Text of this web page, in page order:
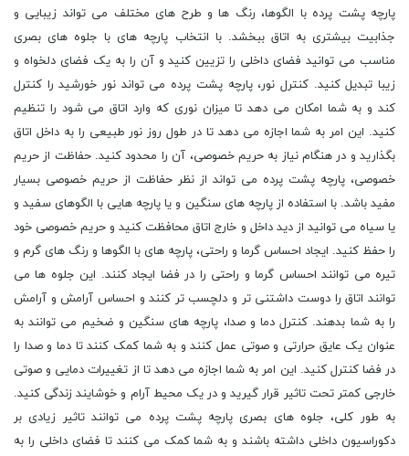
پارچه پشت پرده با الگوها، رنگ ها و طرح های مختلف می تواند زیبایی و
جذابیت بیشتری به اتاق ببخشد. با انتخاب پارچه های با جلوه های بصری
مناسب می توانید فضای داخلی را تزیین کنید و آن را به یک فضای دلخواه و
زیبا تبدیل کنید. کنترل نور، پارچه پشت پرده می تواند نور خورشید را کنترل
کند و به شما امکان می دهد تا میزان نوری که وارد اتاق می شود را تنظیم
کنید. این امر به شما اجازه می دهد تا در طول روز نور طبیعی را به داخل اتاق
بگذارید و در هنگام نیاز به حریم خصوصی، آن را محدود کنید. حفاظت از حریم
خصوصی، پارچه پشت پرده می تواند از نظر حفاظت از حریم خصوصی بسیار
مفید باشد. با استفاده از پارچه های سنگین و یا پارچه هایی با الگوهای سفید و
یا سیاه می توانید از دید داخل و خارج اتاق محافظت کنید و حریم خصوصی خود
را حفظ کنید. ایجاد احساس گرما و راحتی، پارچه های با الگوها و رنگ های گرم و
تیره می توانند احساس گرما و راحتی را در فضا ایجاد کنند. این جلوه ها می
توانند اتاق را دوست داشتنی تر و دلچسب تر کنند و احساس آرامش و آرامش
را به شما بدهند. کنترل دما و صدا، پارچه های سنگین و ضخیم می توانند به
عنوان یک عایق حرارتی و صوتی عمل کنند و به شما کمک کنند تا دما و صدا را
در فضا کنترل کنید. این امر به شما اجازه می دهد تا از تغییرات دمایی و صوتی
خارجی کمتر تحت تاثیر قرار گیرید و در یک محیط آرام و خوشایند زندگی کنید.
به طور کلی، جلوه های بصری پارچه پشت پرده می توانند تاثیر زیادی بر
دکوراسیون داخلی داشته باشند و به شما کمک می کنند تا فضای داخلی را به